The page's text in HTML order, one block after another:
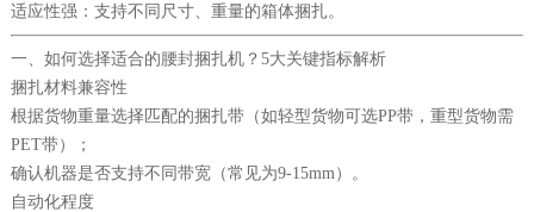
适应性强：支持不同尺寸、重量的箱体捆扎。
一、如何选择适合的腰封捆扎机？5大关键指标解析
捆扎材料兼容性
根据货物重量选择匹配的捆扎带（如轻型货物可选PP带，重型货物需
PET带）；
确认机器是否支持不同带宽（常见为9-15mm）。
自动化程度